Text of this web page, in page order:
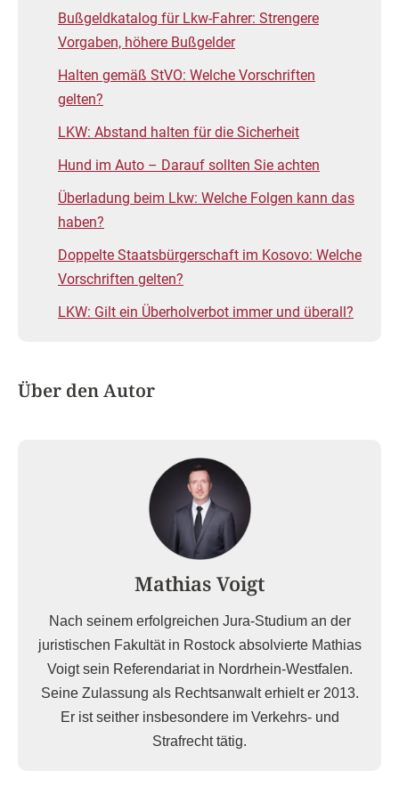
Bußgeldkatalog für Lkw-Fahrer: Strengere
Vorgaben, höhere Bußgelder
Halten gemäß StVO: Welche Vorschriften
gelten?
LKW: Abstand halten für die Sicherheit
Hund im Auto – Darauf sollten Sie achten
Überladung beim Lkw: Welche Folgen kann das
haben?
Doppelte Staatsbürgerschaft im Kosovo: Welche
Vorschriften gelten?
LKW: Gilt ein Überholverbot immer und überall?
Über den Autor
Mathias Voigt
Nach seinem erfolgreichen Jura-Studium an der
juristischen Fakultät in Rostock absolvierte Mathias
Voigt sein Referendariat in Nordrhein-Westfalen.
Seine Zulassung als Rechtsanwalt erhielt er 2013.
Er ist seither insbesondere im Verkehrs- und
Strafrecht tätig.